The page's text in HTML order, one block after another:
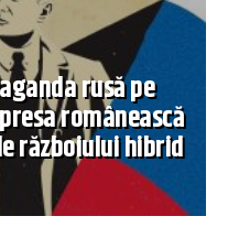
rusă pe
românească
războiului hibrid